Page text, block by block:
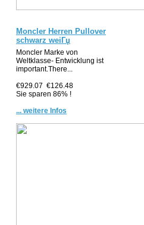
Moncler Herren Pullover
schwarz weiГџ
Moncler Marke von
Weltklasse- Entwicklung ist
important.There...
€929.07 €126.48
Sie sparen 86% !
... weitere Infos